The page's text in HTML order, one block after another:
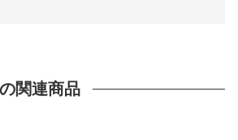
関連商品